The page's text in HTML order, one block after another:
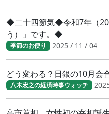
◆二十四節気◆令和7年（
う）」です。◆
季節のお便り 2025 / 11 / 04
どう変わる？日銀の10月会
八木宏之の経済時事ウォッチ